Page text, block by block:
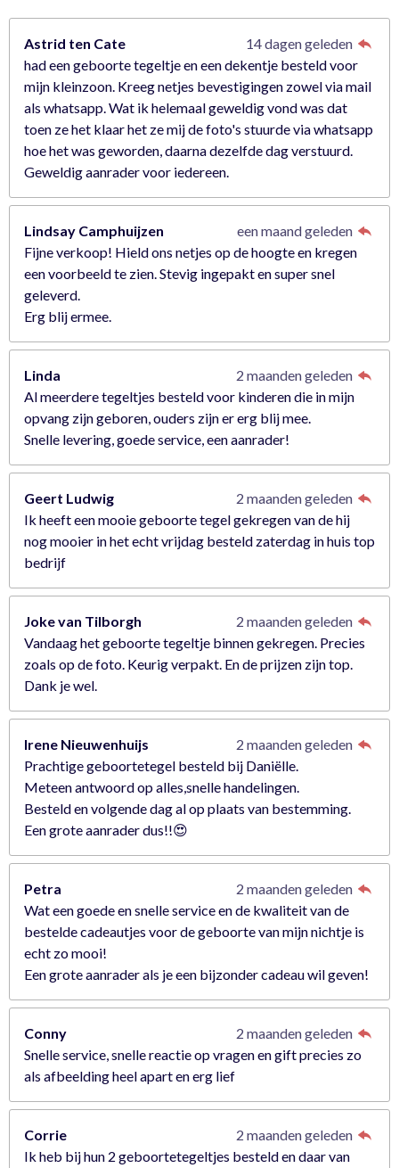
Astrid ten Cate
14 dagen geleden
had een geboorte tegeltje en een dekentje besteld voor
mijn kleinzoon. Kreeg netjes bevestigingen zowel via mail
als whatsapp. Wat ik helemaal geweldig vond was dat
toen ze het klaar het ze mij de foto's stuurde via whatsapp
hoe het was geworden, daarna dezelfde dag verstuurd.
Geweldig aanrader voor iedereen.
Lindsay Camphuijzen
een maand geleden
Fijne verkoop! Hield ons netjes op de hoogte en kregen
een voorbeeld te zien. Stevig ingepakt en super snel
geleverd.
Erg blij ermee.
Linda
2 maanden geleden
Al meerdere tegeltjes besteld voor kinderen die in mijn
opvang zijn geboren, ouders zijn er erg blij mee.
Snelle levering, goede service, een aanrader!
Geert Ludwig
2 maanden geleden
Ik heeft een mooie geboorte tegel gekregen van de hij
nog mooier in het echt vrijdag besteld zaterdag in huis top
bedrijf
Joke van Tilborgh
2 maanden geleden
Vandaag het geboorte tegeltje binnen gekregen. Precies
zoals op de foto. Keurig verpakt. En de prijzen zijn top.
Dank je wel.
Irene Nieuwenhuijs
2 maanden geleden
Prachtige geboortetegel besteld bij Daniëlle.
Meteen antwoord op alles,snelle handelingen.
Besteld en volgende dag al op plaats van bestemming.
Een grote aanrader dus!!😍
Petra
2 maanden geleden
Wat een goede en snelle service en de kwaliteit van de
bestelde cadeautjes voor de geboorte van mijn nichtje is
echt zo mooi!
Een grote aanrader als je een bijzonder cadeau wil geven!
Conny
2 maanden geleden
Snelle service, snelle reactie op vragen en gift precies zo
als afbeelding heel apart en erg lief
Corrie
2 maanden geleden
Ik heb bij hun 2 geboortetegeltjes besteld en daar van